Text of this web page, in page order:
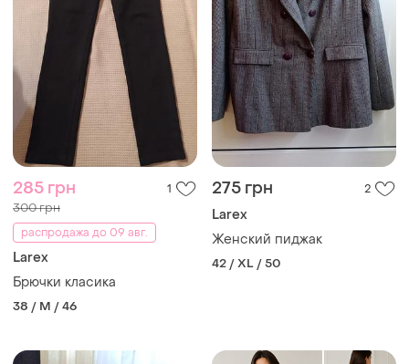
285 грн 1
300 грн
распродажа до 09 авг.
Larex
Брючки класика
38 / M / 46
275 грн 2
Larex
Женский пиджак
42 / XL / 50